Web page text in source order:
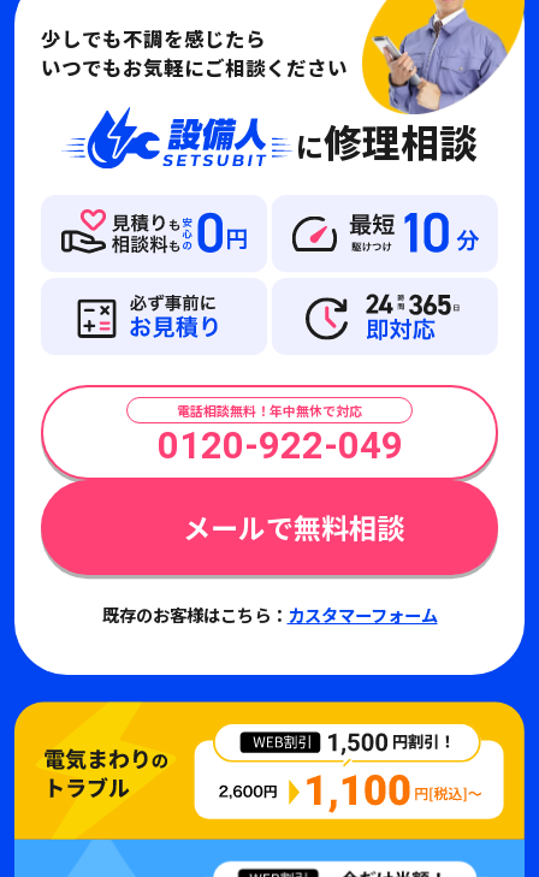
少しでも不調を感じたら
いつでもお気軽にご相談ください
に修理相談
電話相談無料！年中無休で対応
0120-922-049
メールで無料相談
既存のお客様はこちら： カスタマーフォーム